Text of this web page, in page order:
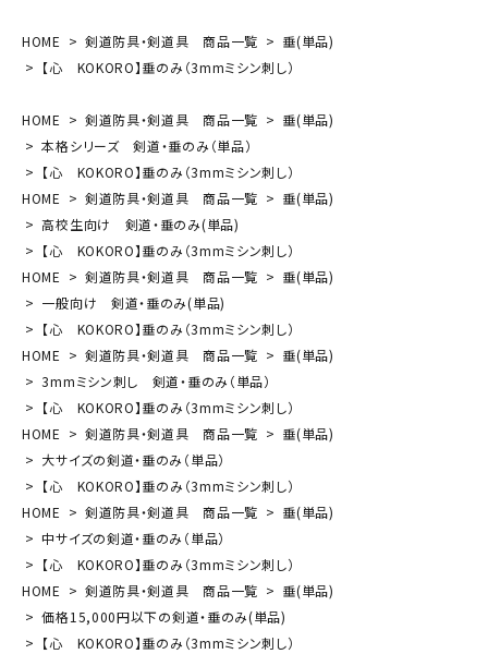
HOME 剣道防具・剣道具 商品一覧
垂(単品)
【心 KOKORO】垂のみ（3mmミシン刺し）
HOME 剣道防具・剣道具 商品一覧
垂(単品)
本格シリーズ 剣道・垂のみ（単品）
【心 KOKORO】垂のみ（3mmミシン刺し）
HOME
剣道防具・剣道具 商品一覧
垂(単品)
高校生向け 剣道・垂のみ(単品)
【心 KOKORO】垂のみ（3mmミシン刺し）
HOME
剣道防具・剣道具 商品一覧
垂(単品)
一般向け 剣道・垂のみ(単品)
【心 KOKORO】垂のみ（3mmミシン刺し）
HOME
剣道防具・剣道具 商品一覧
垂(単品)
3mmミシン刺し 剣道・垂のみ（単品）
【心 KOKORO】垂のみ（3mmミシン刺し）
HOME
剣道防具・剣道具 商品一覧
垂(単品)
大サイズの剣道・垂のみ（単品）
【心 KOKORO】垂のみ（3mmミシン刺し）
HOME
剣道防具・剣道具 商品一覧
垂(単品)
中サイズの剣道・垂のみ（単品）
【心 KOKORO】垂のみ（3mmミシン刺し）
HOME
剣道防具・剣道具 商品一覧
垂(単品)
価格15,000円以下の剣道・垂のみ(単品)
【心 KOKORO】垂のみ（3mmミシン刺し）